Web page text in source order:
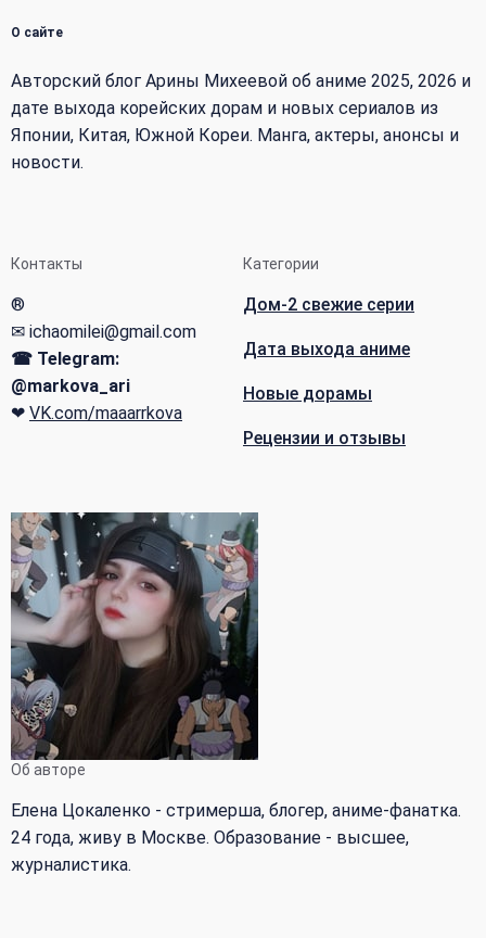
О сайте
Авторский блог Арины Михеевой об аниме 2025, 2026 и
дате выхода корейских дорам и новых сериалов из
Японии, Китая, Южной Кореи. Манга, актеры, анонсы и
новости.
Контакты
®
✉ ichaomilei@gmail.com
☎ Telegram:
@markova_ari
❤ VK.com/maaarrkova
Категории
Дом-2 свежие серии
Дата выхода аниме
Новые дорамы
Рецензии и отзывы
Об авторе
Елена Цокаленко - стримерша, блогер, аниме-фанатка.
24 года, живу в Москве. Образование - высшее,
журналистика.